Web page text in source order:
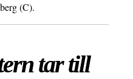
(C).
tar till